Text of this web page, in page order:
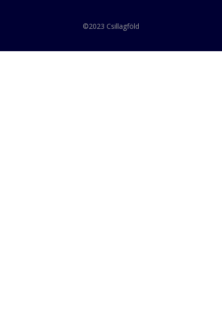
©2023 Csillagföld